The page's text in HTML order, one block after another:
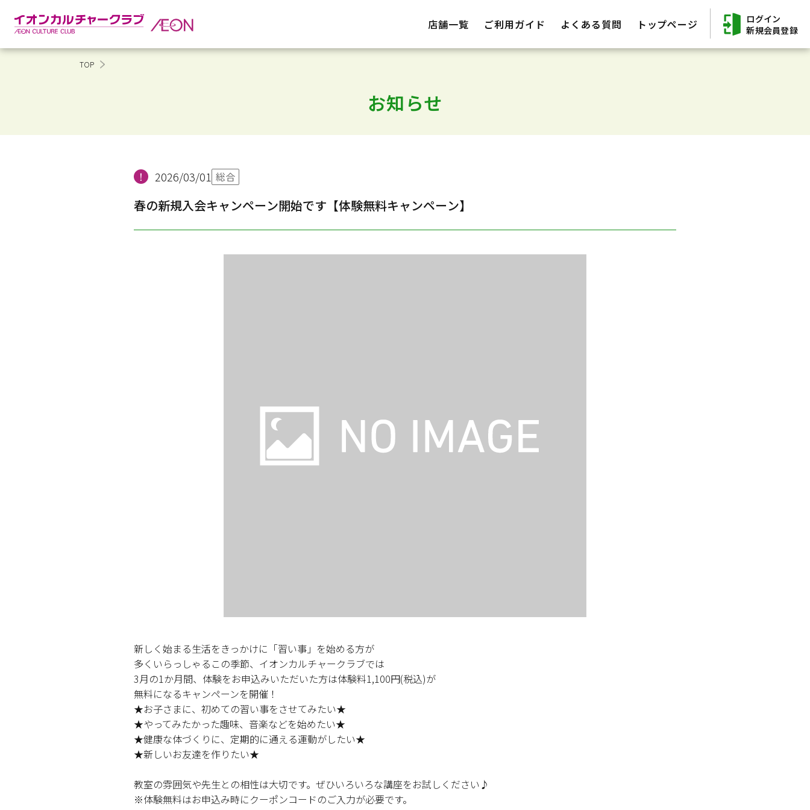
店舗一覧 ご利用ガイド よくある質問 トップページ
ログイン
新規会員登録
TOP
お知らせ
2026/03/01 総合
春の新規入会キャンペーン開始です【体験無料キャンペーン】
新しく始まる生活をきっかけに「習い事」を始める方が
多くいらっしゃるこの季節、イオンカルチャークラブでは
3月の1か月間、体験をお申込みいただいた方は体験料1,100円(税込)が
無料になるキャンペーンを開催！
★お子さまに、初めての習い事をさせてみたい★
★やってみたかった趣味、音楽などを始めたい★
★健康な体づくりに、定期的に通える運動がしたい★
★新しいお友達を作りたい★
教室の雰囲気や先生との相性は大切です。ぜひいろいろな講座をお試しください♪
※体験無料はお申込み時にクーポンコードのご入力が必要です。